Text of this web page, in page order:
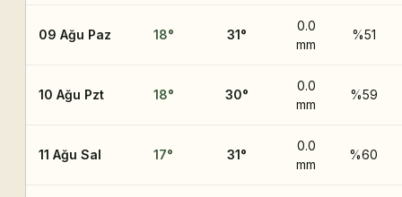
09 Ağu Paz 18° 31°
0.0
mm
%51
10 Ağu Pzt 18° 30°
0.0
mm
%59
11 Ağu Sal 17° 31°
0.0
mm
%60